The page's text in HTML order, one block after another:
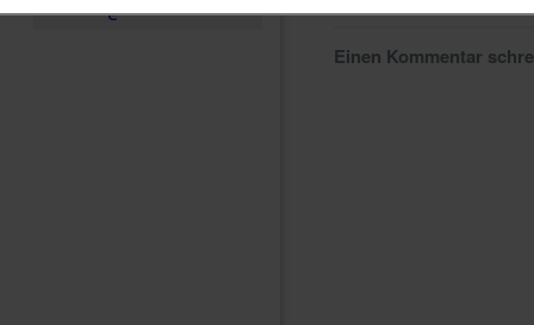
e
Einen Kommentar